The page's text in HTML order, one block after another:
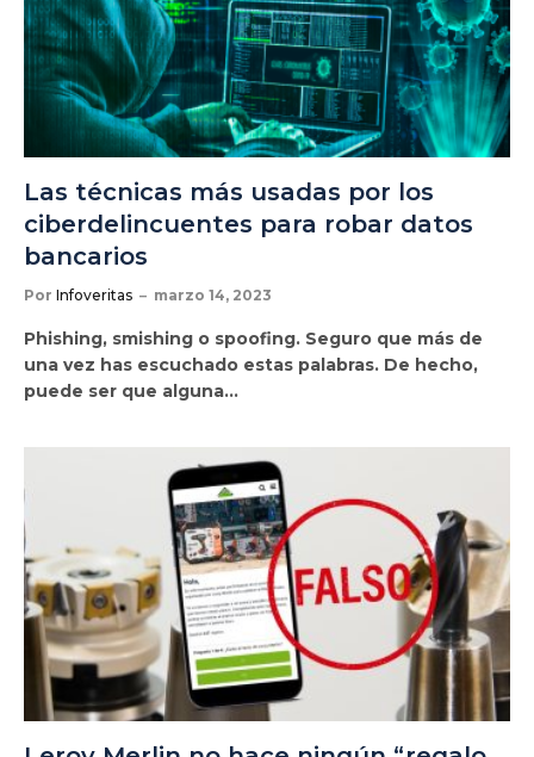
Las técnicas más usadas por los
ciberdelincuentes para robar datos
bancarios
Por Infoveritas marzo 14, 2023
Phishing, smishing o spoofing. Seguro que más de
una vez has escuchado estas palabras. De hecho,
puede ser que alguna…